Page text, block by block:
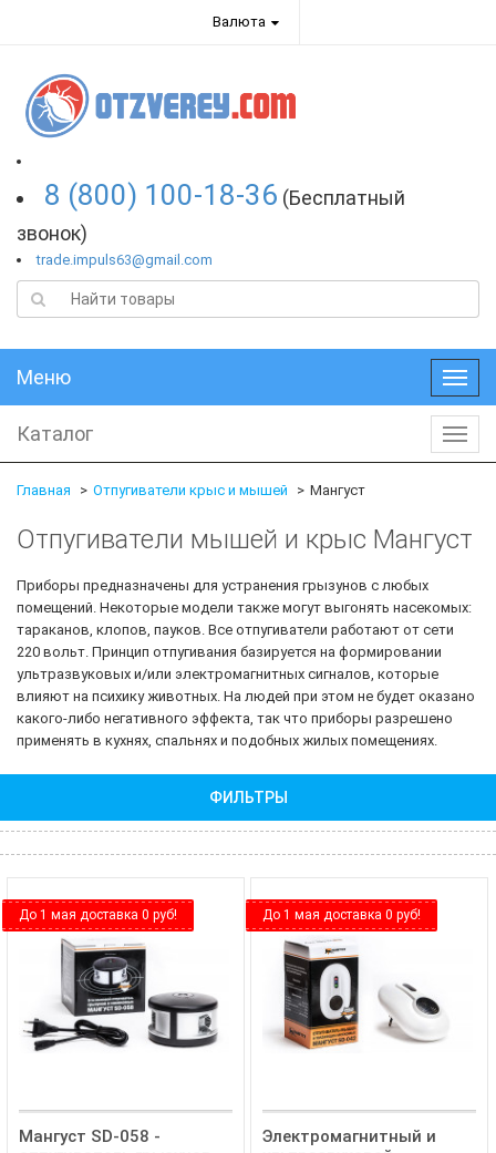
Валюта
8 (800) 100-18-36 (Бесплатный
звонок)
trade.impuls63@gmail.com
Меню
Меню
Каталог
Главная Отпугиватели крыс и мышей Мангуст
Отпугиватели мышей и крыс Мангуст
Приборы предназначены для устранения грызунов с любых
помещений. Некоторые модели также могут выгонять насекомых:
тараканов, клопов, пауков. Все отпугиватели работают от сети
220 вольт. Принцип отпугивания базируется на формировании
ультразвуковых и/или электромагнитных сигналов, которые
влияют на психику животных. На людей при этом не будет оказано
какого-либо негативного эффекта, так что приборы разрешено
применять в кухнях, спальнях и подобных жилых помещениях.
ФИЛЬТРЫ
До 1 мая доставка 0 руб!
Мангуст SD-058 -
До 1 мая доставка 0 руб!
Электромагнитный и